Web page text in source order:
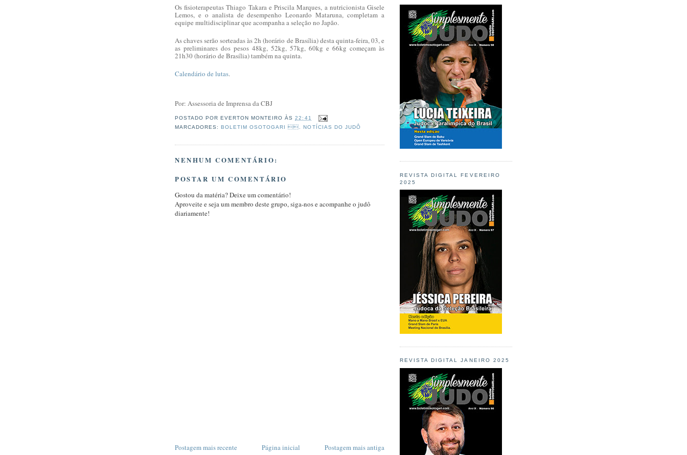
Os fisioterapeutas Thiago Takara e Priscila Marques, a nutricionista Gisele
Lemos, e o analista de desempenho Leonardo Mataruna, completam a
equipe multidisciplinar que acompanha a seleção no Japão.
As chaves serão sorteadas às 2h (horário de Brasília) desta quinta-feira, 03, e
as preliminares dos pesos 48kg, 52kg, 57kg, 60kg e 66kg começam às
21h30 (horário de Brasília) também na quinta.
Calendário de lutas.
Por: Assessoria de Imprensa da CBJ
POSTADO POR EVERTON MONTEIRO ÀS22:41
MARCADORES:BOLETIM OSOTOGARI . NOTÍCIAS DO JUDÔ
NENHUM COMENTÁRIO:
POSTAR UM COMENTÁRIO
Gostou da matéria? Deixe um comentário!
Aproveite e seja um membro deste grupo, siga-nos e acompanhe o judô
diariamente!
Postagem mais recente Postagem mais antiga
Página inicial
REVISTA DIGITAL FEVEREIRO
2025
REVISTA DIGITAL JANEIRO 2025